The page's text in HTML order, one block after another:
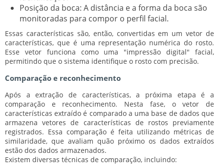
Posição da boca: A distância e a forma da boca são
monitoradas para compor o perfil facial.
Essas características são, então, convertidas em um vetor de
características, que é uma representação numérica do rosto.
Esse vetor funciona como uma "impressão digital" facial,
permitindo que o sistema identifique o rosto com precisão.
Comparação e reconhecimento
Após a extração de características, a próxima etapa é a
comparação e reconhecimento. Nesta fase, o vetor de
características extraído é comparado a uma base de dados que
armazena vetores de características de rostos previamente
registrados. Essa comparação é feita utilizando métricas de
similaridade, que avaliam quão próximo os dados extraídos
estão dos dados armazenados.
Existem diversas técnicas de comparação, incluindo: